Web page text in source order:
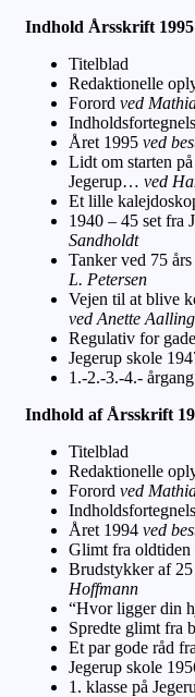
Indhold Årsskrift 1995
Titelblad
Redaktionelle
Forordved
Året 1995ved
Lidt om starten
Jegerup…ved
Et lille
1940 – 45 set fra
Sandholdt
Tanker ved 75
L. Petersen
Vejen til at blive
ved Anette Aalling
Regulativ for
Jegerup skole
1.-2.-3.-4.-
Indhold af Årsskrift
Titelblad
Redaktionelle
Forordved
Året 1994ved
Glimt fra oldtiden
Brudstykker af
Hoffmann
“Hvor ligger din
Spredte glimt fra
Et par gode råd
Jegerup skole
1. klasse på